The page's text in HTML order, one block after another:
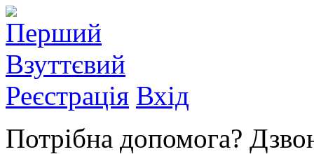
Реєстрація Вхід
Потрібна допомога?